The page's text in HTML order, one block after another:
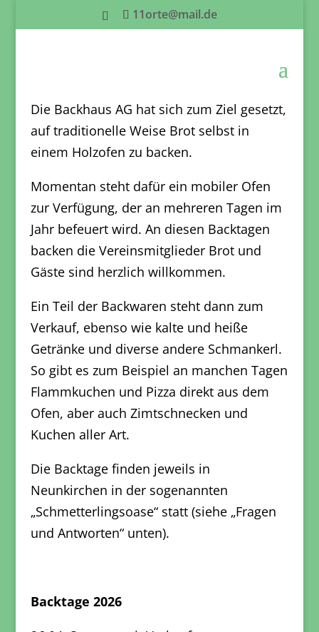
11orte@mail.de
Die Backhaus AG hat sich zum Ziel gesetzt,
auf traditionelle Weise Brot selbst in
einem Holzofen zu backen.
Momentan steht dafür ein mobiler Ofen
zur Verfügung, der an mehreren Tagen im
Jahr befeuert wird. An diesen Backtagen
backen die Vereinsmitglieder Brot und
Gäste sind herzlich willkommen.
Ein Teil der Backwaren steht dann zum
Verkauf, ebenso wie kalte und heiße
Getränke und diverse andere Schmankerl.
So gibt es zum Beispiel an manchen Tagen
Flammkuchen und Pizza direkt aus dem
Ofen, aber auch Zimtschnecken und
Kuchen aller Art.
Die Backtage finden jeweils in
Neunkirchen in der sogenannten
„Schmetterlingsoase“ statt (siehe „Fragen
und Antworten“ unten).
Backtage 2026